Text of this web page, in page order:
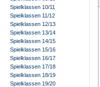
Spielklassen 10/11
Spielklassen 11/12
Spielklassen 12/13
Spielklassen 13/14
Spielklassen 14/15
Spielklassen 15/16
Spielklassen 16/17
Spielklassen 17/18
Spielklassen 18/19
Spielklassen 19/20